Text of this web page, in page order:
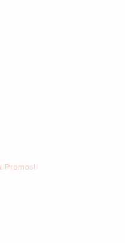
Promos!